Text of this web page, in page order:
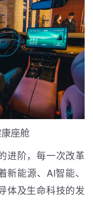
座舱
进阶，每一次改革
能源、AI智能、
体及生命科技的发